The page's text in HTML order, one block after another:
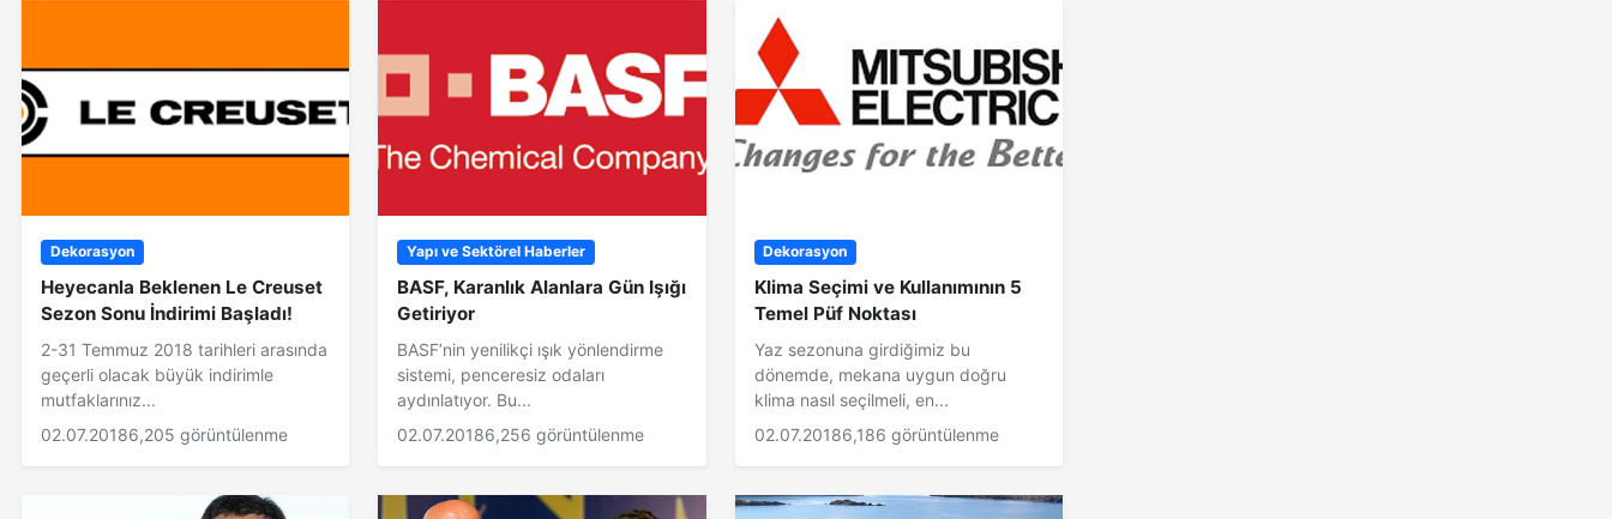
Dekorasyon
Heyecanla Beklenen Le Creuset
Sezon Sonu İndirimi Başladı!
2-31 Temmuz 2018 tarihleri arasında
geçerli olacak büyük indirimle
mutfaklarınız...
02.07.20186,205 görüntülenme
Yapı ve Sektörel Haberler
BASF, Karanlık Alanlara Gün Işığı
Getiriyor
BASF’nin yenilikçi ışık yönlendirme
sistemi, penceresiz odaları
aydınlatıyor. Bu...
02.07.20186,256 görüntülenme
Dekorasyon
Klima Seçimi ve Kullanımının 5
Temel Püf Noktası
Yaz sezonuna girdiğimiz bu
dönemde, mekana uygun doğru
klima nasıl seçilmeli, en...
02.07.20186,186 görüntülenme